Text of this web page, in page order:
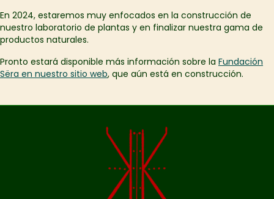
En 2024, estaremos muy enfocados en la construcción de
nuestro laboratorio de plantas y en finalizar nuestra gama de
productos naturales.
Pronto estará disponible más información sobre la Fundación
Sëra en nuestro sitio web, que aún está en construcción.